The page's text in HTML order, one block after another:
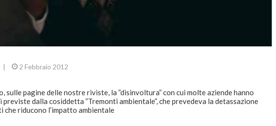
| 2 Febbraio 2012
sulle pagine delle nostre riviste, la ”disinvoltura” con cui molte aziende hanno
dalla cosiddetta ”Tremonti ambientale”, che prevedeva la detassazione
riducono l’impatto ambientale